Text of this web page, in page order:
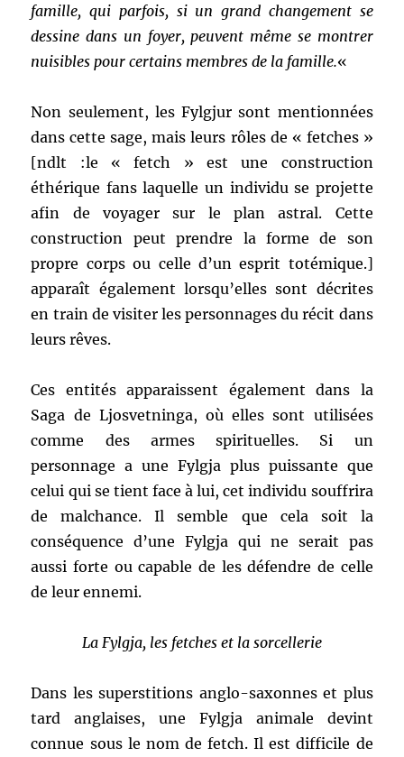
famille, qui parfois, si un grand changement se
dessine dans un foyer, peuvent même se montrer
nuisibles pour certains membres de la famille.«
Non seulement, les Fylgjur sont mentionnées
dans cette sage, mais leurs rôles de « fetches »
[ndlt :le « fetch » est une construction
éthérique fans laquelle un individu se projette
afin de voyager sur le plan astral. Cette
construction peut prendre la forme de son
propre corps ou celle d’un esprit totémique.]
apparaît également lorsqu’elles sont décrites
en train de visiter les personnages du récit dans
leurs rêves.
Ces entités apparaissent également dans la
Saga de Ljosvetninga, où elles sont utilisées
comme des armes spirituelles. Si un
personnage a une Fylgja plus puissante que
celui qui se tient face à lui, cet individu souffrira
de malchance. Il semble que cela soit la
conséquence d’une Fylgja qui ne serait pas
aussi forte ou capable de les défendre de celle
de leur ennemi.
La Fylgja, les fetches et la sorcellerie
Dans les superstitions anglo-saxonnes et plus
tard anglaises, une Fylgja animale devint
connue sous le nom de fetch. Il est difficile de